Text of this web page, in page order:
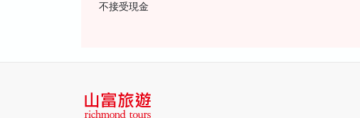
不接受現金